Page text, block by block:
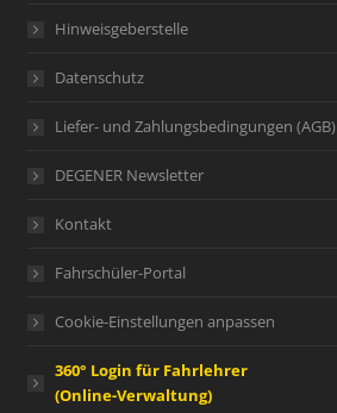
Hinweisgeberstelle
Datenschutz
Liefer- und Zahlungsbedingungen (AGB)
DEGENER Newsletter
Kontakt
Fahrschüler-Portal
Cookie-Einstellungen anpassen
360° Login für Fahrlehrer
(Online-Verwaltung)